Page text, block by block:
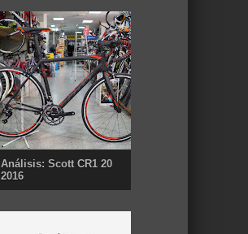
Análisis: Scott CR1 20
2016